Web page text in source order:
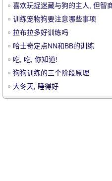
宠
目瞪口呆!
喜欢玩捉迷藏与狗的主人, 但智
训练宠物狗要注意哪些事项
拉布拉多好训练吗
哈士奇定点NN和BB的训练
吃, 吃, 你知道!
狗狗训练的三个阶段原理
大冬天, 睡得好